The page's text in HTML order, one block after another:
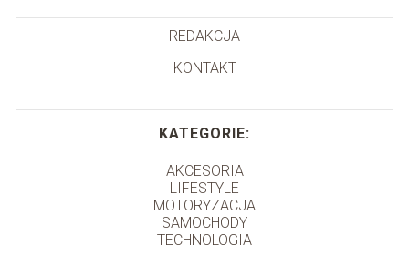
REDAKCJA
KONTAKT
KATEGORIE:
AKCESORIA
LIFESTYLE
MOTORYZACJA
SAMOCHODY
TECHNOLOGIA